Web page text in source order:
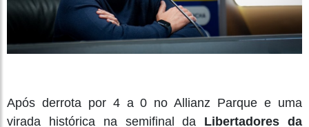
Após derrota por 4 a 0 no Allianz Parque e uma
virada histórica na semifinal da Libertadores da